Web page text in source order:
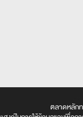
ตลาดหลักท